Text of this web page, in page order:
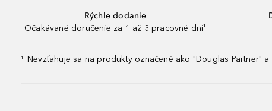
Rýchle dodanie
Očakávané doručenie za 1 až 3 pracovné dni¹
¹ Nevzťahuje sa na produkty označené ako "Douglas Partner"